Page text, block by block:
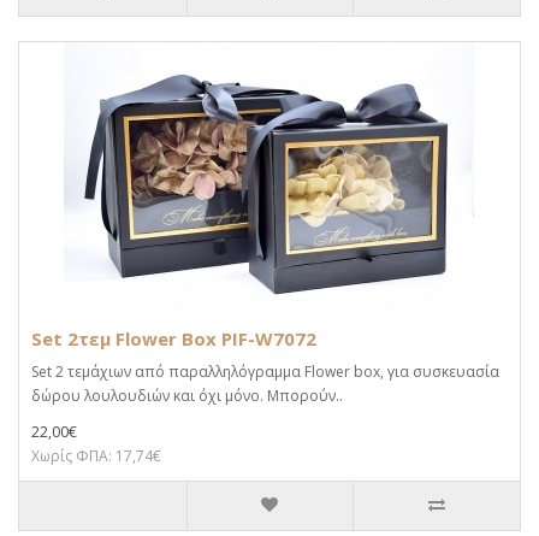
Set 2τεμ Flower Box PIF-W7072
Set 2 τεμάχιων από παραλληλόγραμμα Flower box, για συσκευασία
δώρου λουλουδιών και όχι μόνο. Μπορούν..
22,00€
Χωρίς ΦΠΑ: 17,74€